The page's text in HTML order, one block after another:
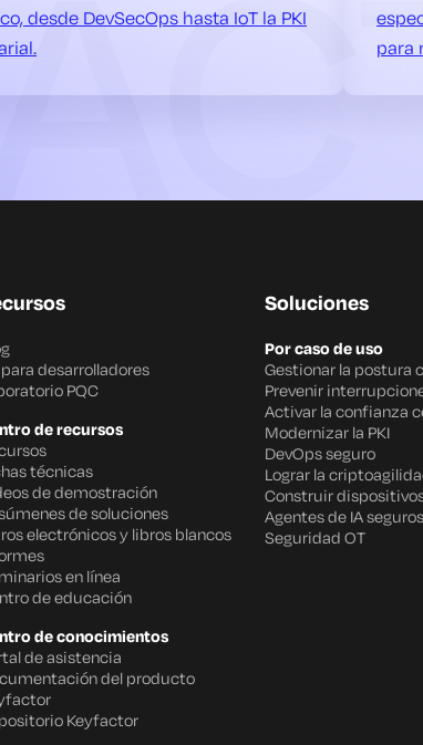
desde DevSecOps hasta IoT la PKI
para
para desarrolladores
PQC
de recursos
técnicas
de demostración
de soluciones
electrónicos y libros blancos
en línea
de educación
de conocimientos
de asistencia
del producto
Keyfactor
Soluciones
Por caso de uso
Gestionar la postura
Prevenir
Activar la confianza
Modernizar la PKI
DevOps seguro
Lograr la
Construir
Agentes de IA seguros
Seguridad OT